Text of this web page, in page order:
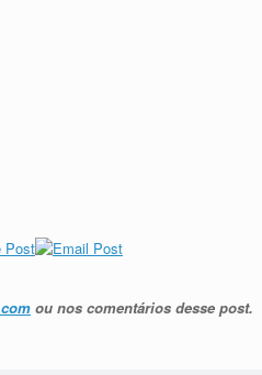
ou nos comentários desse post.